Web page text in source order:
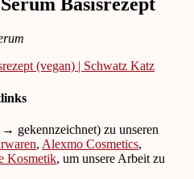
Basisrezept
gekennzeichnet) zu unseren
, Alexmo Cosmetics,
Kosmetik, um unsere Arbeit zu